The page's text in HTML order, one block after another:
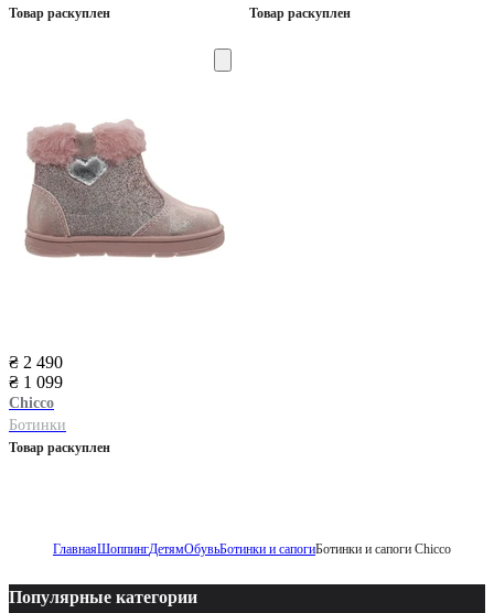
Товар раскуплен Товар раскуплен
₴ 2 490
₴ 1 099
Chicco
Ботинки
Товар раскуплен
ГлавнаяШоппингДетямОбувьБотинки и сапогиБотинки и сапоги Chicco
Популярные категории